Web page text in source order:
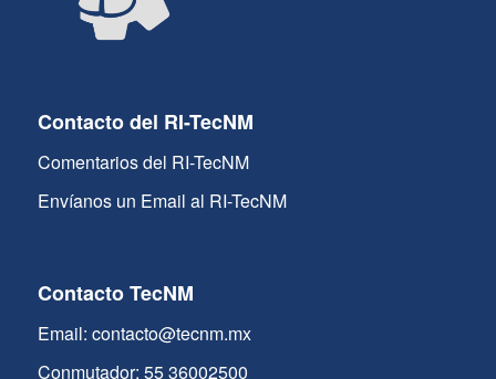
Contacto del RI-TecNM
Comentarios del RI-TecNM
Envíanos un Email al RI-TecNM
Contacto TecNM
Email: contacto@tecnm.mx
Conmutador: 55 36002500